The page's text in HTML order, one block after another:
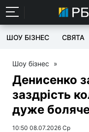
ШОУ БІЗНЕС СВЯТА
Шоу бізнес »
Денисенко
заздрість
дуже
10:50 08.07.2026 Ср